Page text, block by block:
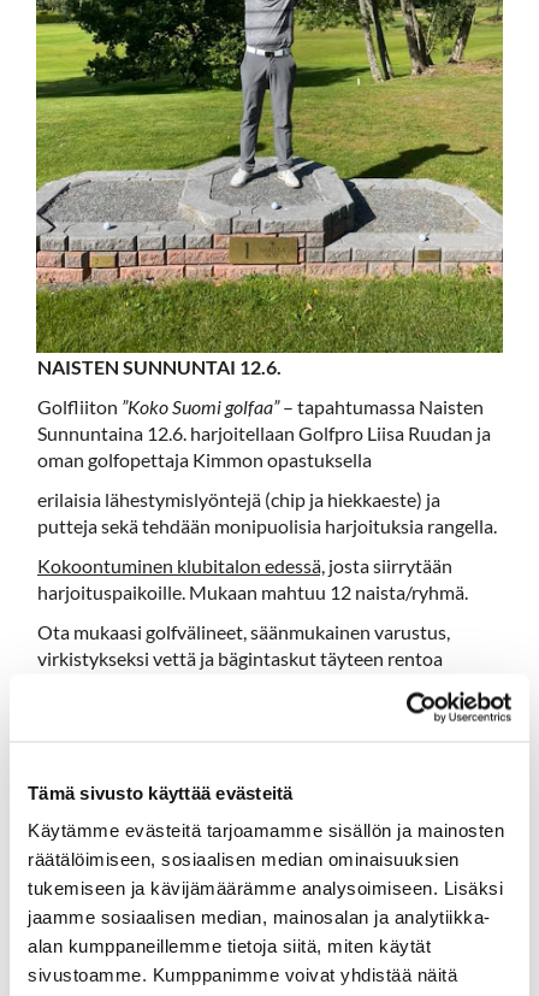
Tämä sivusto käyttää evästeitä
Käytämme evästeitä tarjoamamme sisällön ja mainosten
räätälöimiseen, sosiaalisen median ominaisuuksien
tukemiseen ja kävijämäärämme analysoimiseen. Lisäksi
jaamme sosiaalisen median, mainosalan ja analytiikka-
alan kumppaneillemme tietoja siitä, miten käytät
sivustoamme. Kumppanimme voivat yhdistää näitä
NAISTEN SUNNUNTAI 12.6.
Golfliiton ”Koko Suomi golfaa”– tapahtumassa Naisten
Sunnuntaina 12.6. harjoitellaan Golfpro Liisa Ruudan ja
oman golfopettaja Kimmon opastuksella
erilaisia lähestymislyöntejä (chip ja hiekkaeste) ja
putteja sekä tehdään monipuolisia harjoituksia rangella.
Kokoontuminen klubitalon edessä, josta siirrytään
harjoituspaikoille. Mukaan mahtuu 12 naista/ryhmä.
Ota mukaasi golfvälineet, säänmukainen varustus,
virkistykseksi vettä ja bägintaskut täyteen rentoa
2. ryhmä klo 12.00 - 14.00
Linkit:
Ilmoittaudu ryhmä 1
Ilmoittaudu ryhmä 2